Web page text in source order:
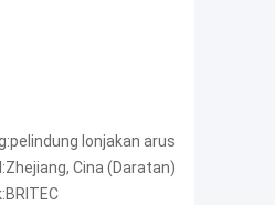
lonjakan arus
Cina (Daratan)